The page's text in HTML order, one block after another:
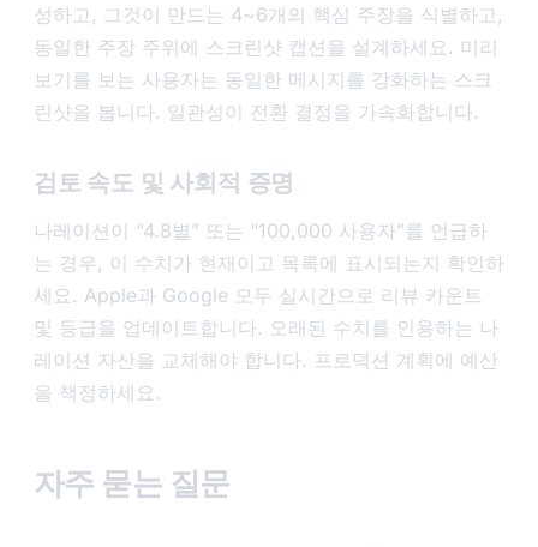
성하고, 그것이 만드는 4~6개의 핵심 주장을 식별하고,
동일한 주장 주위에 스크린샷 캡션을 설계하세요. 미리
보기를 보는 사용자는 동일한 메시지를 강화하는 스크
린샷을 봅니다. 일관성이 전환 결정을 가속화합니다.
검토 속도 및 사회적 증명
나레이션이 “4.8별” 또는 “100,000 사용자”를 언급하
는 경우, 이 수치가 현재이고 목록에 표시되는지 확인하
세요. Apple과 Google 모두 실시간으로 리뷰 카운트
및 등급을 업데이트합니다. 오래된 수치를 인용하는 나
레이션 자산을 교체해야 합니다. 프로덕션 계획에 예산
을 책정하세요.
자주 묻는 질문